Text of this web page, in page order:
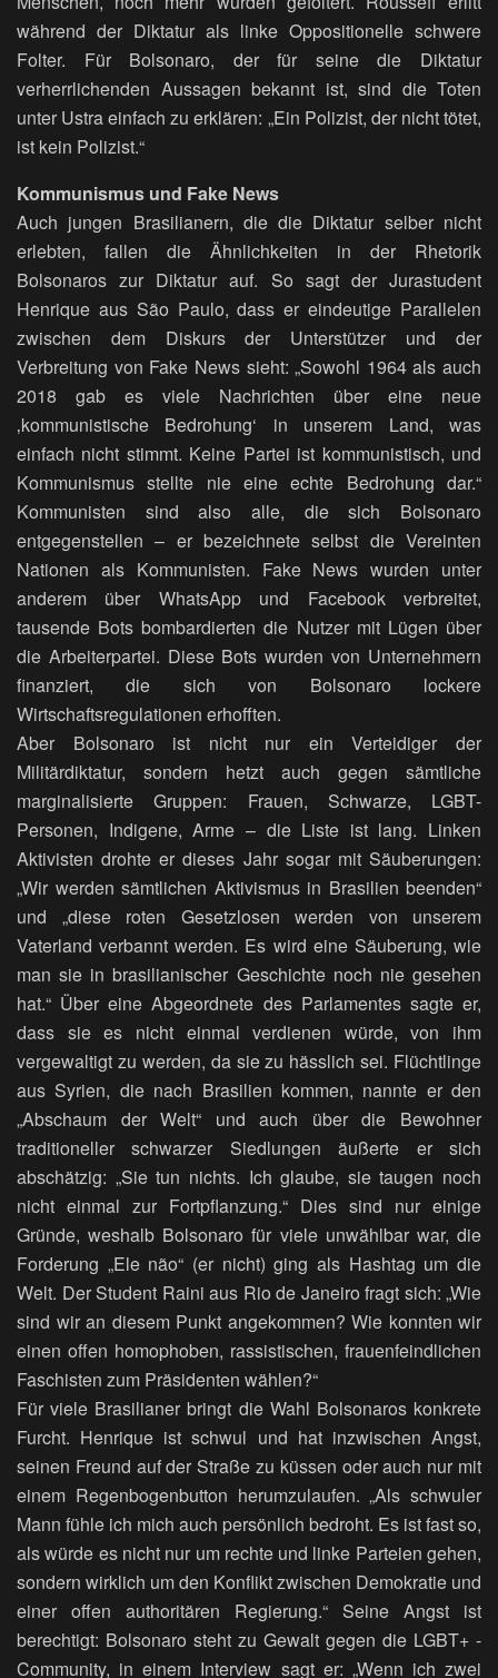
während der Diktatur als linke Oppositionelle schwere
Folter. Für Bolsonaro, der für seine die Diktatur
verherrlichenden Aussagen bekannt ist, sind die Toten
unter Ustra einfach zu erklären: „Ein Polizist, der nicht tötet,
ist kein Polizist.“
Kommunismus und Fake News
Auch jungen Brasilianern, die die Diktatur selber nicht
erlebten, fallen die Ähnlichkeiten in der Rhetorik
Bolsonaros zur Diktatur auf. So sagt der Jurastudent
Henrique aus São Paulo, dass er eindeutige Parallelen
zwischen dem Diskurs der Unterstützer und der
Verbreitung von Fake News sieht: „Sowohl 1964 als auch
2018 gab es viele Nachrichten über eine neue
‚kommunistische Bedrohung‘ in unserem Land, was
einfach nicht stimmt. Keine Partei ist kommunistisch, und
Kommunismus stellte nie eine echte Bedrohung dar.“
Kommunisten sind also alle, die sich Bolsonaro
entgegenstellen – er bezeichnete selbst die Vereinten
Nationen als Kommunisten. Fake News wurden unter
anderem über WhatsApp und Facebook verbreitet,
tausende Bots bombardierten die Nutzer mit Lügen über
die Arbeiterpartei. Diese Bots wurden von Unternehmern
finanziert, die sich von Bolsonaro lockere
Wirtschaftsregulationen erhofften.
Aber Bolsonaro ist nicht nur ein Verteidiger der
Militärdiktatur, sondern hetzt auch gegen sämtliche
marginalisierte Gruppen: Frauen, Schwarze, LGBT-
Personen, Indigene, Arme – die Liste ist lang. Linken
Aktivisten drohte er dieses Jahr sogar mit Säuberungen:
„Wir werden sämtlichen Aktivismus in Brasilien beenden“
und „diese roten Gesetzlosen werden von unserem
Vaterland verbannt werden. Es wird eine Säuberung, wie
man sie in brasilianischer Geschichte noch nie gesehen
hat.“ Über eine Abgeordnete des Parlamentes sagte er,
dass sie es nicht einmal verdienen würde, von ihm
vergewaltigt zu werden, da sie zu hässlich sei. Flüchtlinge
aus Syrien, die nach Brasilien kommen, nannte er den
„Abschaum der Welt“ und auch über die Bewohner
traditioneller schwarzer Siedlungen äußerte er sich
abschätzig: „Sie tun nichts. Ich glaube, sie taugen noch
nicht einmal zur Fortpflanzung.“ Dies sind nur einige
Gründe, weshalb Bolsonaro für viele unwählbar war, die
Forderung „Ele não“ (er nicht) ging als Hashtag um die
Welt. Der Student Raini aus Rio de Janeiro fragt sich: „Wie
sind wir an diesem Punkt angekommen? Wie konnten wir
einen offen homophoben, rassistischen, frauenfeindlichen
Faschisten zum Präsidenten wählen?“
Für viele Brasilianer bringt die Wahl Bolsonaros konkrete
Furcht. Henrique ist schwul und hat inzwischen Angst,
seinen Freund auf der Straße zu küssen oder auch nur mit
einem Regenbogenbutton herumzulaufen. „Als schwuler
Mann fühle ich mich auch persönlich bedroht. Es ist fast so,
als würde es nicht nur um rechte und linke Parteien gehen,
sondern wirklich um den Konflikt zwischen Demokratie und
einer offen authoritären Regierung.“ Seine Angst ist
berechtigt: Bolsonaro steht zu Gewalt gegen die LGBT+ -
Community, in einem Interview sagt er: „Wenn ich zwei